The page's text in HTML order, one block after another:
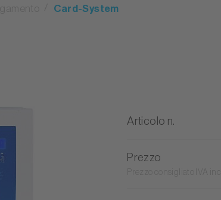
Card-System
Articolo n.
Prezzo